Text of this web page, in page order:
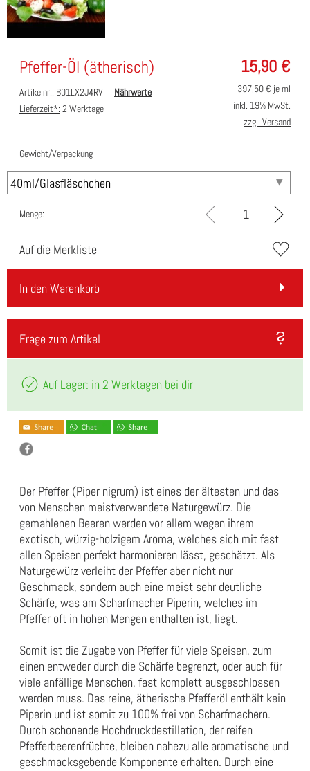
15,90 €
Pfeffer-Öl (ätherisch)
Artikelnr.: B01LX2J4RV
Nährwerte
Lieferzeit*: 2 Werktage
397,50€ je ml
inkl. 19% MwSt.
zzgl. Versand
Gewicht/Verpackung
Menge:
Auf die Merkliste
In den Warenkorb
Frage zum Artikel
Auf Lager: in 2 Werktagen bei dir
Der Pfeffer (Piper nigrum) ist eines der ältesten und das
von Menschen meistverwendete Naturgewürz. Die
gemahlenen Beeren werden vor allem wegen ihrem
exotisch, würzig-holzigem Aroma, welches sich mit fast
allen Speisen perfekt harmonieren lässt, geschätzt. Als
Naturgewürz verleiht der Pfeffer aber nicht nur
Geschmack, sondern auch eine meist sehr deutliche
Schärfe, was am Scharfmacher Piperin, welches im
Pfeffer oft in hohen Mengen enthalten ist, liegt.
Somit ist die Zugabe von Pfeffer für viele Speisen, zum
einen entweder durch die Schärfe begrenzt, oder auch für
viele anfällige Menschen, fast komplett ausgeschlossen
werden muss. Das reine, ätherische Pfefferöl enthält kein
Piperin und ist somit zu 100% frei von Scharfmachern.
Durch schonende Hochdruckdestillation, der reifen
Pfefferbeerenfrüchte, bleiben nahezu alle aromatische und
geschmacksgebende Komponente erhalten. Durch eine